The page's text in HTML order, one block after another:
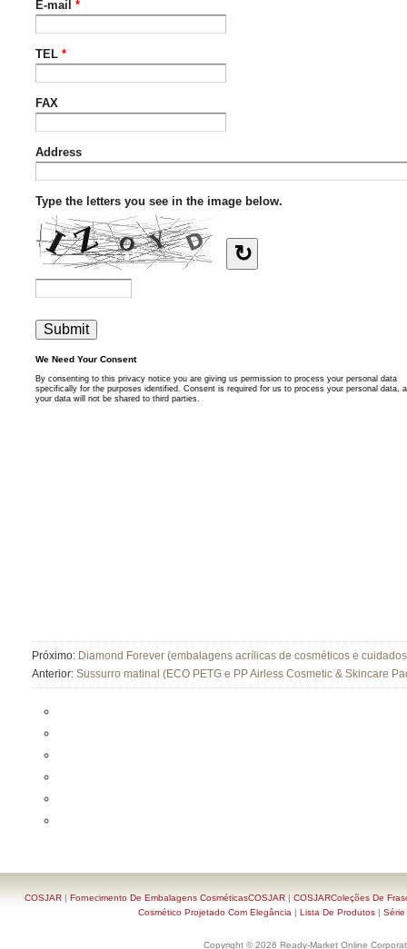
Próximo: Diamond Forever (embalagens acrílicas de cosméticos e
Anterior: Sussurro matinal (ECO PETG e PP Airless Cosmetic & Skincare
COSJAR| Fornecimento De Embalagens CosméticasCOSJAR| COSJARColeções De
Cosmético Projetado Com Elegância | Lista De Produtos | Série
Copyright © 2026 Ready-Market Online